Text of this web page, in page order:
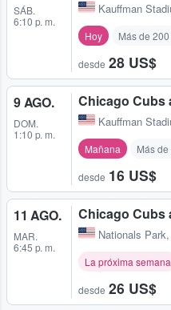
SÁB.
6:10 p. m.
Kauffman
Hoy Más de
desde 28 US$
9 AGO.
DOM.
1:10 p. m.
Chicago Cubs
Kauffman
Mañana Más
desde 16 US$
11 AGO.
MAR.
6:45 p. m.
Chicago Cubs
Nationals Park,
La próxima semana
desde 26 US$